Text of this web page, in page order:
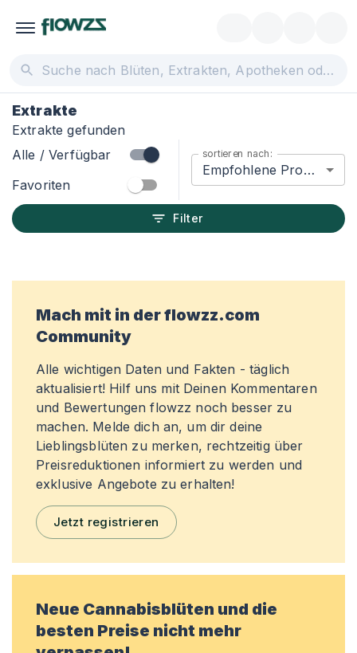
Extrakte
Extrakte gefunden
Alle / Verfügbar
Favoriten
sortieren nach:
Empfohlene Produkte
Filter
Mach mit in der flowzz.com
Community
Alle wichtigen Daten und Fakten - täglich
aktualisiert! Hilf uns mit Deinen Kommentaren
und Bewertungen flowzz noch besser zu
machen. Melde dich an, um dir deine
Lieblingsblüten zu merken, rechtzeitig über
Preisreduktionen informiert zu werden und
exklusive Angebote zu erhalten!
Jetzt registrieren
Neue Cannabisblüten und die
besten Preise nicht mehr